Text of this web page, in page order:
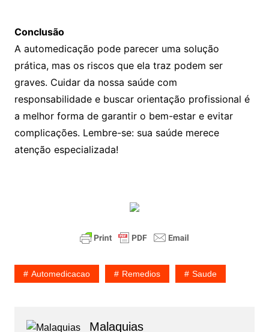
Conclusão
A automedicação pode parecer uma solução
prática, mas os riscos que ela traz podem ser
graves. Cuidar da nossa saúde com
responsabilidade e buscar orientação profissional é
a melhor forma de garantir o bem-estar e evitar
complicações. Lembre-se: sua saúde merece
atenção especializada!
Automedicacao Remedios Saude
Malaquias